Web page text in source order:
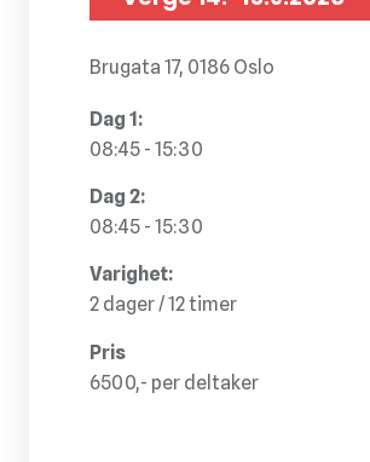
Brugata 17, 0186 Oslo
Dag 1:
08:45 - 15:30
Dag 2:
08:45 - 15:30
Varighet:
2 dager / 12 timer
Pris
6500,- per deltaker